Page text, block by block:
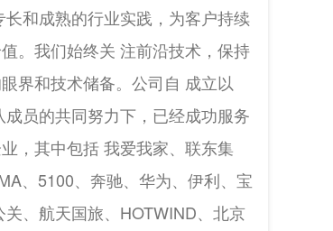
长和成熟的行业实践，为客户持续
。我们始终关 注前沿技术，保持
界和技术储备。公司自 成立以
成员的共同努力下，已经成功服务
，其中包括 我爱我家、联东集
、5100、奔驰、华为、伊利、宝
关、航天国旅、HOTWIND、北京